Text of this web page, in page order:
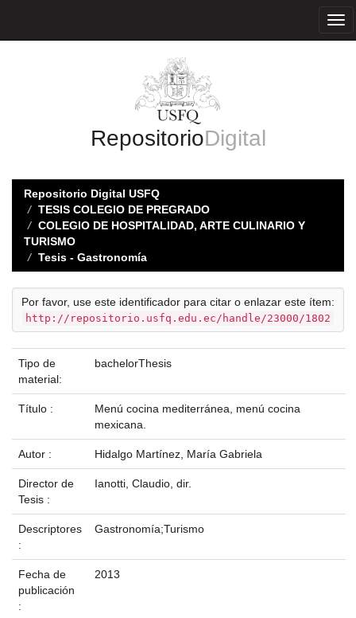
RepositorioDigital
Repositorio Digital USFQ
TESIS COLEGIO DE PREGRADO
COLEGIO DE HOSPITALIDAD, ARTE CULINARIO Y
TURISMO
Tesis - Gastronomía
Por favor, use este identificador para citar o enlazar este ítem:
http://repositorio.usfq.edu.ec/handle/23000/1802
Tipo de
material:
bachelorThesis
Título :
Menú cocina mediterránea, menú cocina
mexicana.
Autor : Hidalgo Martínez, María Gabriela
Director de
Tesis :
Ianotti, Claudio, dir.
Descriptores
:
Gastronomía;Turismo
Fecha de
publicación
:
2013